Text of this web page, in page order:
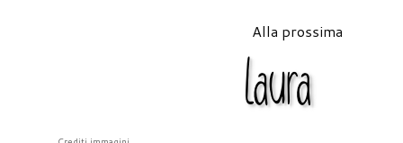
Alla prossima